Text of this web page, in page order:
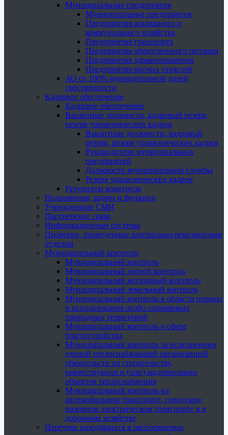
Муниципальные предприятия
Муниципальные предприятия
Предприятия жилищного и
коммунального хозяйства
Предприятия транспорта
Предприятия общественного питания
Предприятия здравоохранения
Предприятия прочих отраслей
АО со 100% муниципальной долей
собственности
Кадровое обеспечение
Кадровое обеспечение
Вакантные должности, кадровый резерв,
резерв управленческих кадров
Вакантные должности, кадровый
резерв, резерв управленческих кадров
Руководители муниципальных
предприятий
Должности муниципальной службы
Резерв управленческих кадров
Результаты конкурсов
Полномочия, задачи и функции
Учрежденные СМИ
Партнерские связи
Информационные системы
Проверки, проведенные контрольно-ревизионным
отделом
Муниципальный контроль
Муниципальный контроль
Муниципальный лесной контроль
Муниципальный жилищный контроль
Муниципальный земельный контроль
Муниципальный контроль в области охраны
и использования особо охраняемых
природных территорий
Муниципальный контроль в сфере
благоустройства
Муниципальный контроль за исполнением
единой теплоснабжающей организацией
обязательств по строительству,
реконструкции и (или) модернизации
объектов теплоснабжения
Муниципальный контроль на
автомобильном транспорте, городском
наземном электрическом транспорте и в
дорожном хозяйстве
Перечень находящихся в распоряжении